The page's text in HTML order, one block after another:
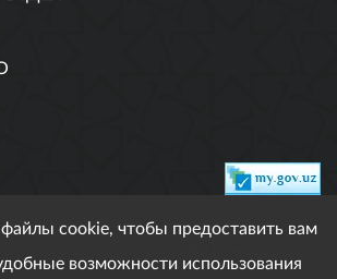
cookie, чтобы предоставить вам
возможности использования